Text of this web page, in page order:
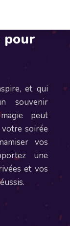
pour
et qui
souvenir
peut
soirée
vos
une
et vos